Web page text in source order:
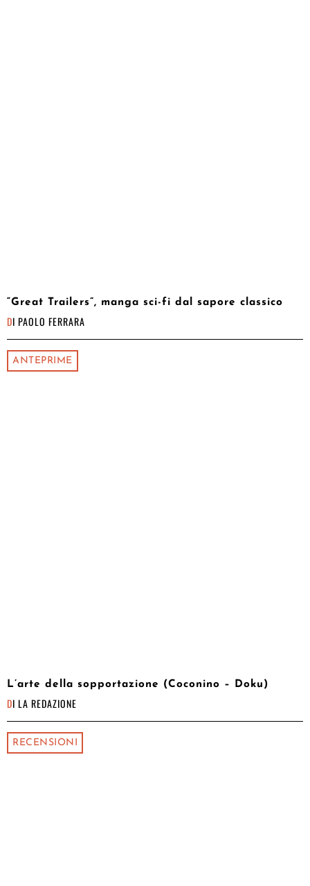
“Great Trailers”, manga sci-fi dal sapore classico
DI PAOLO FERRARA
ANTEPRIME
L’arte della sopportazione (Coconino – Doku)
DI LA REDAZIONE
RECENSIONI